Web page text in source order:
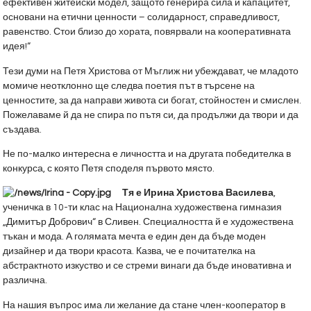
ефективен житейски модел, защото генерира сила и капацитет,
основани на етични ценности – солидарност, справедливост,
равенство. Стои близо до хората, повярвали на кооперативната
идея!“
Тези думи на Петя Христова от Мъглиж ни убеждават, че младото
момиче неотклонно ще следва поетия път в търсене на
ценностите, за да направи живота си богат, стойностен и смислен.
Пожелаваме й да не спира по пътя си, да продължи да твори и да
създава.
Не по-малко интересна е личността и на другата победителка в
конкурса, с която Петя споделя първото място.
Тя е Ирина Христова Василева,
ученичка в 10-ти клас на Национална художествена гимназия
„Димитър Добрович“ в Сливен. Специалността й е художествена
тъкан и мода. А голямата мечта е един ден да бъде моден
дизайнер и да твори красота. Казва, че е почитателка на
абстрактното изкуство и се стреми винаги да бъде иновативна и
различна.
На нашия въпрос има ли желание да стане член-кооператор в